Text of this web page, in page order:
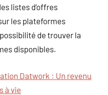
listes d’offres
les plateformes
de trouver la
disponibles.
Datwork : Un revenu
à vie